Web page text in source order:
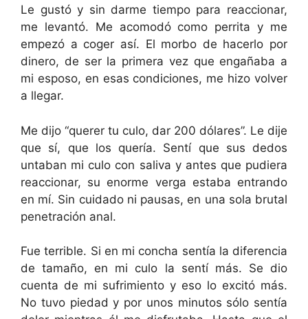
Le gustó y sin darme tiempo para reaccionar,
me levantó. Me acomodó como perrita y me
empezó a coger así. El morbo de hacerlo por
dinero, de ser la primera vez que engañaba a
mi esposo, en esas condiciones, me hizo volver
a llegar.
Me dijo “querer tu culo, dar 200 dólares”. Le dije
que sí, que los quería. Sentí que sus dedos
untaban mi culo con saliva y antes que pudiera
reaccionar, su enorme verga estaba entrando
en mí. Sin cuidado ni pausas, en una sola brutal
penetración anal.
Fue terrible. Si en mi concha sentía la diferencia
de tamaño, en mi culo la sentí más. Se dio
cuenta de mi sufrimiento y eso lo excitó más.
No tuvo piedad y por unos minutos sólo sentía